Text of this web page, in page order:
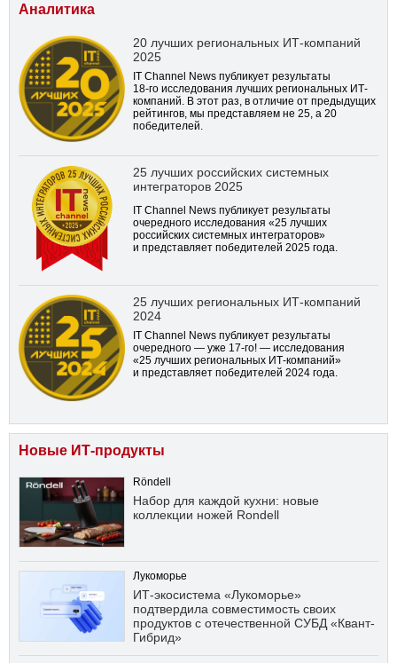
Аналитика
20 лучших региональных ИТ-компаний
2025
IT Channel News публикует результаты
18-го исследования лучших региональных ИТ-
компаний. В этот раз, в отличие от предыдущих
рейтингов, мы представляем не 25, а 20
победителей.
25 лучших российских системных
интеграторов 2025
IT Channel News публикует результаты
очередного исследования «25 лучших
российских системных интеграторов»
и представляет победителей 2025 года.
25 лучших региональных ИТ-компаний
2024
IT Channel News публикует результаты
очередного — уже 17-го! — исследования
«25 лучших региональных ИТ-компаний»
и представляет победителей 2024 года.
Новые ИТ-продукты
Röndell
Набор для каждой кухни: новые
коллекции ножей Rondell
Лукоморье
ИТ-экосистема «Лукоморье»
подтвердила совместимость своих
продуктов с отечественной СУБД «Квант-
Гибрид»